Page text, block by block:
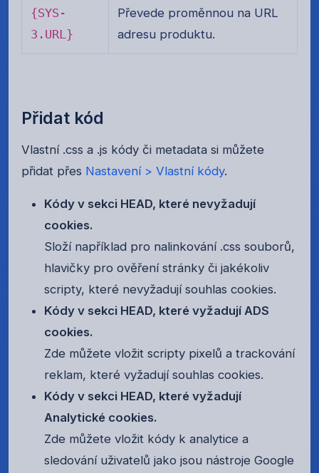
{SYS-
3.URL}
Převede proměnnou na URL
adresu produktu.
Přidat kód
Vlastní .css a .js kódy či metadata si můžete
přidat přes Nastavení > Vlastní kódy.
Kódy v sekci HEAD, které nevyžadují
cookies.
Složí například pro nalinkování .css souborů,
hlavičky pro ověření stránky či jakékoliv
scripty, které nevyžadují souhlas cookies.
Kódy v sekci HEAD, které vyžadují ADS
cookies.
Zde můžete vložit scripty pixelů a trackování
reklam, které vyžadují souhlas cookies.
Kódy v sekci HEAD, které vyžadují
Analytické cookies.
Zde můžete vložit kódy k analytice a
sledování uživatelů jako jsou nástroje Google